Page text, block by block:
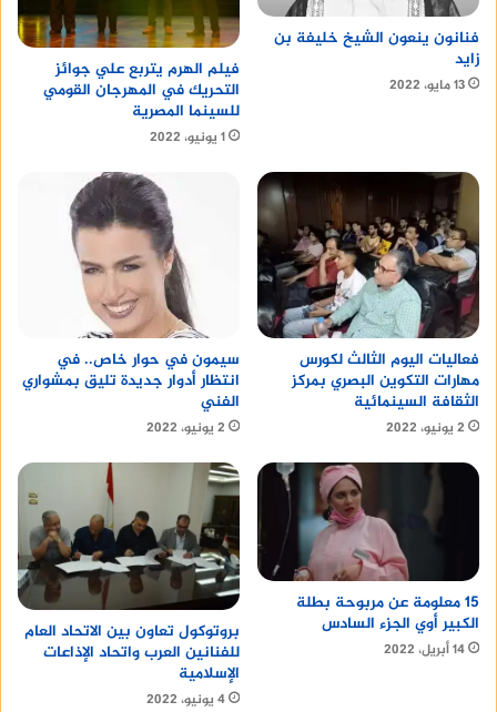
فنانون ينعون الشيخ خليفة بن
زايد
13 مايو، 2022
فيلم الهرم يتربع علي جوائز
التحريك في المهرجان القومي
للسينما المصرية
1 يونيو، 2022
فعاليات اليوم الثالث لكورس
مهارات التكوين البصري بمركز
الثقافة السينمائية
2 يونيو، 2022
سيمون في حوار خاص.. في
انتظار أدوار جديدة تليق بمشواري
الفني
2 يونيو، 2022
15 معلومة عن مربوحة بطلة
الكبير أوي الجزء السادس
14 أبريل، 2022
بروتوكول تعاون بين الاتحاد العام
للفنانين العرب واتحاد الإذاعات
الإسلامية
4 يونيو، 2022